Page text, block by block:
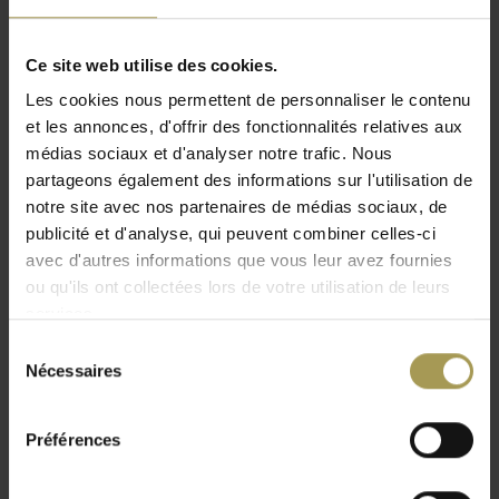
Ce site web utilise des cookies.
Les cookies nous permettent de personnaliser le contenu
et les annonces, d'offrir des fonctionnalités relatives aux
médias sociaux et d'analyser notre trafic. Nous
partageons également des informations sur l'utilisation de
notre site avec nos partenaires de médias sociaux, de
publicité et d'analyse, qui peuvent combiner celles-ci
avec d'autres informations que vous leur avez fournies
ou qu'ils ont collectées lors de votre utilisation de leurs
Nécessaires
Préférences
facilement d'un canapé ou d'un fauteuil ou y poser un Ipad(2
par Paul Visser pour Lourens Fisher.
Depuis 1993, Lourens Fisher est le spécialiste de la
En plus de la collection standard de tables design, Lourens